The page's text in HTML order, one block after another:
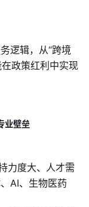
逻辑，从“跨境
政策红利中实现
业壁垒
力度大、人才需
AI、生物医药